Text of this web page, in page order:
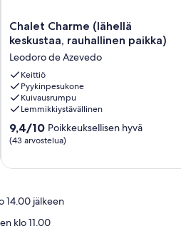
Chalet
Charme
keskustaa,
rauhallinen
paikka)
Leodoro
de
Azevedo
Chalet Charme (lähellä
keskustaa, rauhallinen paikka)
Leodoro de Azevedo
Keittiö
Pyykinpesukone
Kuivausrumpu
Lemmikkiystävällinen
9.4
kautta
Poikkeuksellisen
arvostelua)
9,4/10 Poikkeuksellisen hyvä
(43 arvostelua)
14.00 jälkeen
klo 11.00